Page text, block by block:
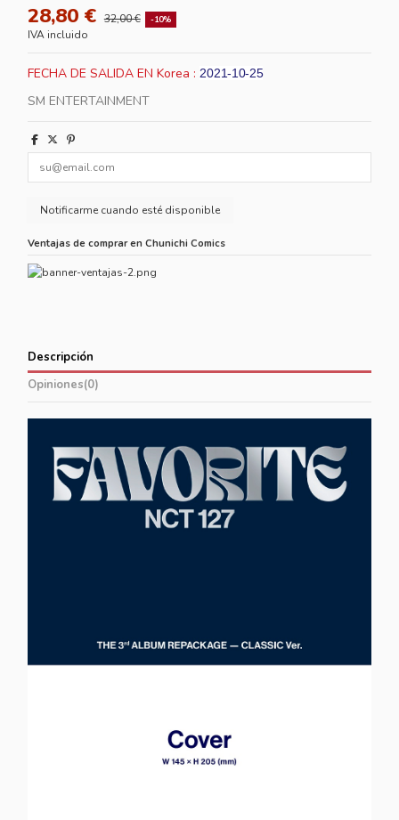
28,80 € 32,00 € -10%
IVA incluido
FECHA DE SALIDA EN Korea : 2021-10-25
SM ENTERTAINMENT
Ventajas de comprar en Chunichi Comics
Descripción
Opiniones(0)